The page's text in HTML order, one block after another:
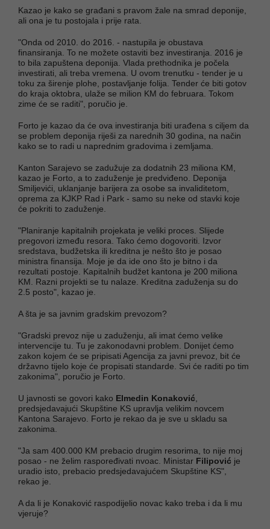
Kazao je kako se građani s pravom žale na smrad deponije,
ali ona je tu postojala i prije rata.
"Onda od 2010. do 2016. - nastupila je obustava
finansiranja. To ne možete ostaviti bez investiranja. 2016 je
to bila zapuštena deponija. Vlada prethodnika je počela
investirati, ali treba vremena. U ovom trenutku - tender je u
toku za širenje plohe, postavljanje folija. Tender će biti gotov
do kraja oktobra, ulaže se milion KM do februara. Tokom
zime će se raditi", poručio je.
Forto je kazao da će ova investiranja biti urađena s ciljem da
se problem deponija riješi za narednih 30 godina, na način
kako se to radi u naprednim gradovima i zemljama.
Kanton Sarajevo se zadužuje za dodatnih 23 miliona KM,
kazao je Forto, a to zaduženje je predviđeno. Deponija
Smiljevići, uklanjanje barijera za osobe sa invaliditetom,
oprema za KJKP Rad i Park - samo su neke od stavki koje
će pokriti to zaduženje.
"Planiranje kapitalnih projekata je veliki proces. Slijede
pregovori između resora. Tako ćemo dogovoriti. Izvor
sredstava, budžetska ili kreditna je nešto što je posao
ministra finansija. Moje je da ide ono što je bitno i da
rezultati postoje. Kapitalnih budžet kantona je 200 miliona
KM. Razni projekti se tu nalaze. Kreditna zaduženja su do
2.5 posto", kazao je.
A šta je sa javnim gradskim prevozom?
"Gradski prevoz nije u zaduženju, ali imat ćemo velike
intervencije tu. Tu je zakonodavni problem. Donijet ćemo
zakon kojem će se pripisati Agencija za javni prevoz, bit će
državno tijelo koje će propisati standarde. Svi će raditi po tim
zakonima", poručio je Forto.
U javnosti se govori kako Elmedin Konaković
predsjedavajući Skupštine KS upravlja velikim novcem
Kantona Sarajevo. Forto je rekao da je sve u skladu sa
zakonima.
"Ja sam 400.000 KM prebacio drugim resorima, to nije moj
posao - ne želim raspoređivati nvoac. Ministar Filipović je
uradio isto, prebacio predsjedavajućem Skupštine KS",
rekao je.
A da li je Konaković raspodijelio novac kako treba i da li mu
vjeruje?